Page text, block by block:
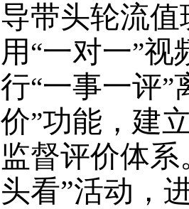
导带头轮流值
用“一对一”视
行“一事一评”
价”功能，建
监督评价体
头看”活动，